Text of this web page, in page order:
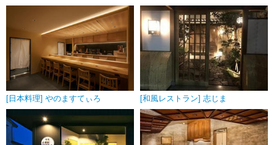
[日本料理] やのますてぃろ [和風レストラン] 志じま